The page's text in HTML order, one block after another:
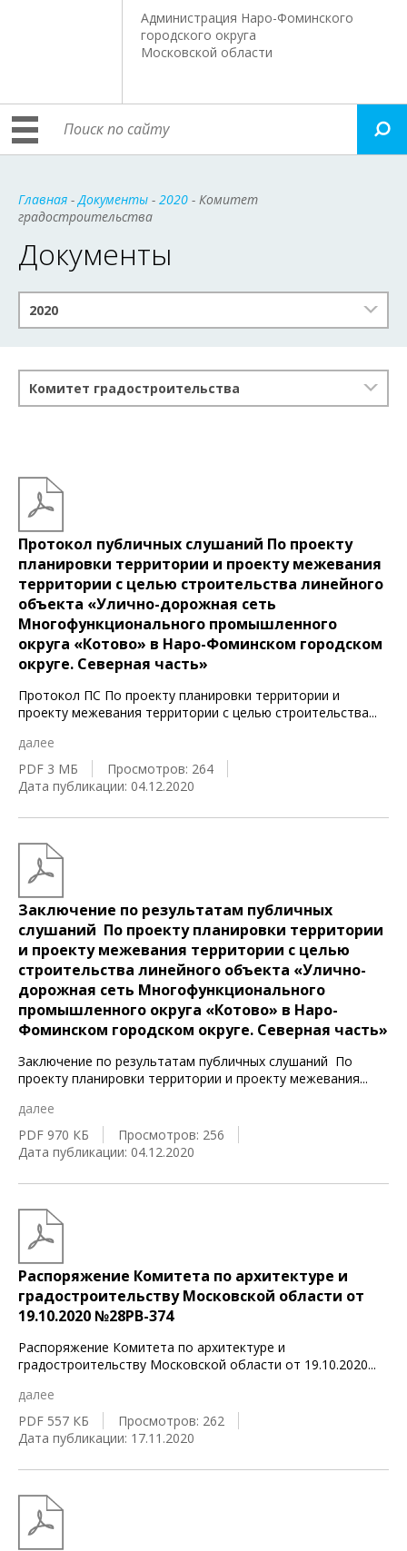
Администрация Наро-Фоминского
городского округа
Московской области
Главная -Документы - 2020 - Комитет
градостроительства
Документы
2020
Комитет градостроительства
Протокол публичных слушаний По проекту
планировки территории и проекту межевания
территории с целью строительства линейного
объекта «Улично-дорожная сеть
Многофункционального промышленного
округа «Котово» в Наро-Фоминском городском
округе. Северная часть»
Протокол ПС По проекту планировки территории и
проекту межевания территории с целью строительства...
далее
PDF 3 МБ
Просмотров: 264
Дата публикации: 04.12.2020
Заключение по результатам публичных
слушаний По проекту планировки территории
и проекту межевания территории с целью
строительства линейного объекта «Улично-
дорожная сеть Многофункционального
промышленного округа «Котово» в Наро-
Фоминском городском округе. Северная часть»
Заключение по результатам публичных слушаний По
проекту планировки территории и проекту межевания...
далее
PDF 970 КБ
Просмотров: 256
Дата публикации: 04.12.2020
Распоряжение Комитета по архитектуре и
градостроительству Московской области от
19.10.2020 №28РВ-374
Распоряжение Комитета по архитектуре и
градостроительству Московской области от 19.10.2020...
далее
PDF 557 КБ
Просмотров: 262
Дата публикации: 17.11.2020